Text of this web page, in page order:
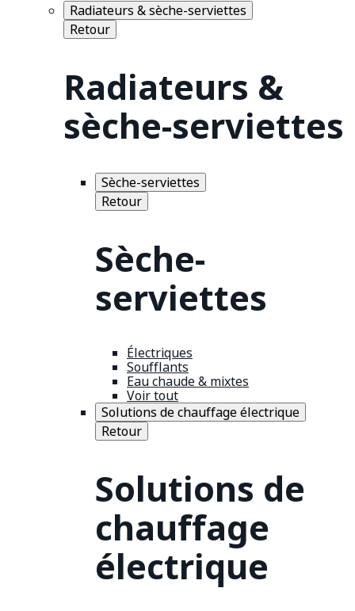
Radiateurs & sèche-serviettes
Retour
Radiateurs &
sèche-serviettes
Sèche-serviettes
Retour
Sèche-
serviettes
Électriques
Soufflants
Eau chaude & mixtes
Voir tout
Solutions de chauffage électrique
Retour
Solutions de
chauffage
électrique